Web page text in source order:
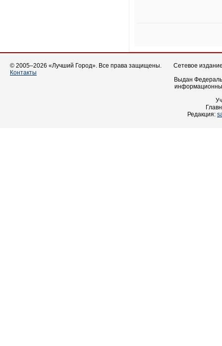
© 2005–2026 «Лучший Город». Все права защищены.
Контакты
Сетевое
Выдан
Редакция: